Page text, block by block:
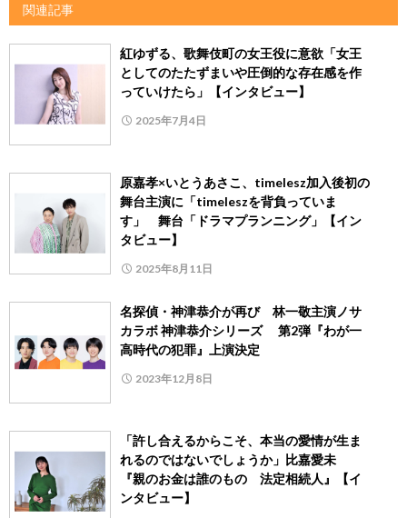
関連記事
紅ゆずる、歌舞伎町の女王役に意欲「女王
としてのたたずまいや圧倒的な存在感を作
っていけたら」【インタビュー】
2025年7月4日
原嘉孝×いとうあさこ、timelesz加入後初の
舞台主演に「timeleszを背負っていま
す」 舞台「ドラマプランニング」【イン
タビュー】
2025年8月11日
名探偵・神津恭介が再び 林⼀敬主演ノサ
カラボ 神津恭介シリーズ 第2弾『わが⼀
⾼時代の犯罪』上演決定
2023年12月8日
「許し合えるからこそ、本当の愛情が生ま
れるのではないでしょうか」比嘉愛未
『親のお金は誰のもの 法定相続人』【イ
ンタビュー】